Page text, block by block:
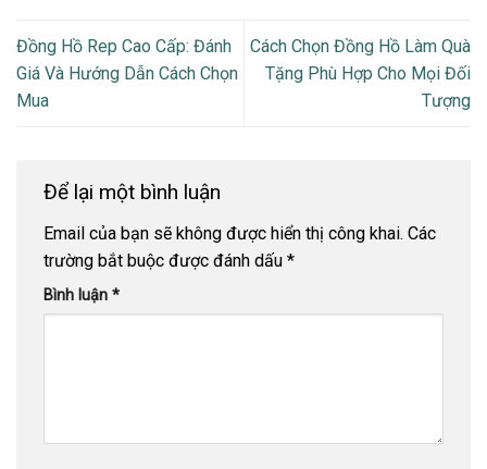
Đồng Hồ Rep Cao Cấp: Đánh
Giá Và Hướng Dẫn Cách Chọn
Mua
Cách Chọn Đồng Hồ Làm Quà
Tặng Phù Hợp Cho Mọi Đối
Tượng
Để lại một bình luận
Email của bạn sẽ không được hiển thị công khai. Các
trường bắt buộc được đánh dấu *
Bình luận *